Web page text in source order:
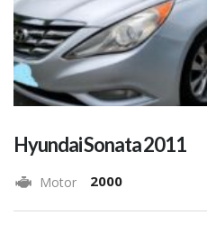
Hyundai Sonata 2011
Motor 2000